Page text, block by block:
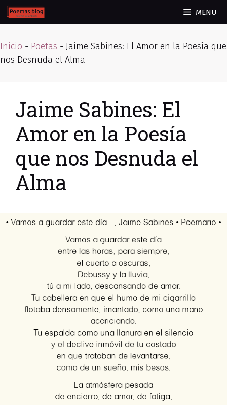
Skip
to
MENU
Inicio - Poetas - Jaime Sabines: El Amor en la Poesía que
nos Desnuda el Alma
Jaime Sabines: El
Amor en la Poesía
que nos Desnuda el
Alma